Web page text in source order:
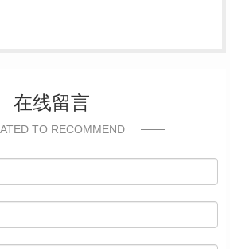
在线留言
TO RECOMMEND